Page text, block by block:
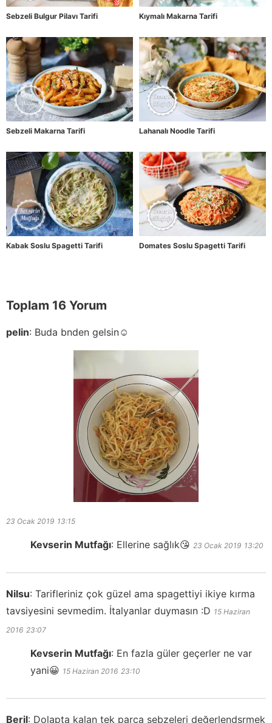
Sebzeli Bulgur Pilavı Tarifi Kıymalı Makarna Tarifi
Sebzeli Makarna Tarifi Lahanalı Noodle Tarifi
Kabak Soslu Spagetti Tarifi Domates Soslu Spagetti Tarifi
Toplam 16 Yorum
pelin: Buda bnden gelsin☺️
23 Ocak 2019 13:15
Kevserin Mutfağı: Ellerine sağlık😘 23 Ocak 2019 13:20
Nilsu: Tarifleriniz çok güzel ama spagettiyi ikiye kırma
tavsiyesini sevmedim. İtalyanlar duymasın :D 15 Haziran
2016 23:07
Kevserin Mutfağı: En fazla güler geçerler ne var
yani😀 15 Haziran 2016 23:10
Beril: Dolapta kalan tek parça sebzeleri değerlendşrmek